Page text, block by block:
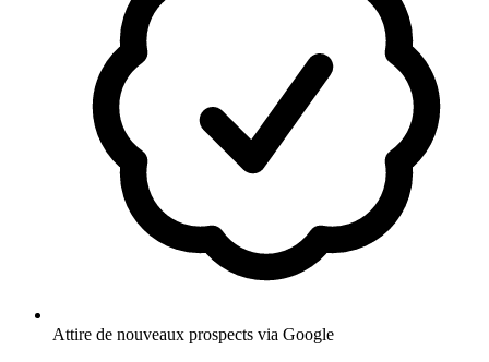
Attire de nouveaux prospects via Google